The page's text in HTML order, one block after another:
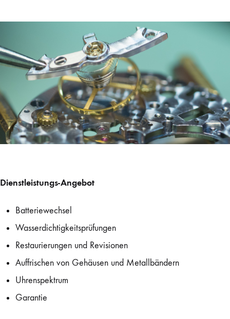
Dienstleistungs-Angebot
Batteriewechsel
Wasserdichtigkeitsprüfungen
Restaurierungen und Revisionen
Auffrischen von Gehäusen und Metallbändern
Uhrenspektrum
Garantie